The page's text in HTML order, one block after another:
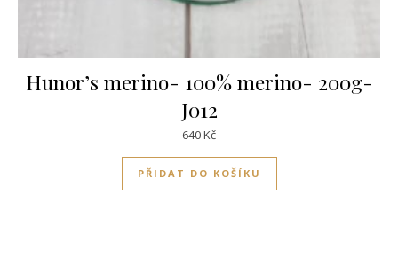
Hunor’s merino- 100% merino- 200g-
J012
640Kč
PŘIDAT DO KOŠÍKU